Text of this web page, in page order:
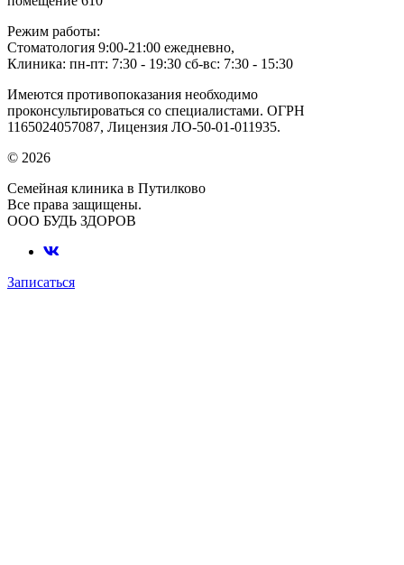
Режим работы:
Стоматология 9:00-21:00 ежедневно,
Клиника: пн-пт: 7:30 - 19:30 сб-вс: 7:30 - 15:30
Имеются противопоказания необходимо
проконсультироваться со специалистами. ОГРН
1165024057087, Лицензия ЛО-50-01-011935.
© 2026
Семейная клиника в Путилково
Все права защищены.
ООО БУДЬ ЗДОРОВ
Записаться